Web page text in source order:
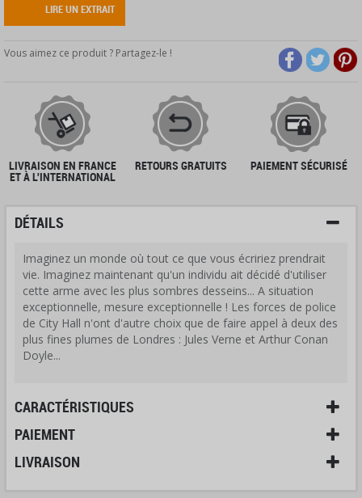
LIRE UN EXTRAIT
Vous aimez ce produit ? Partagez-le !
LIVRAISON EN FRANCE
ET À L'INTERNATIONAL
RETOURS GRATUITS PAIEMENT SÉCURISÉ
DÉTAILS
Imaginez un monde où tout ce que vous écririez prendrait
vie. Imaginez maintenant qu'un individu ait décidé d'utiliser
cette arme avec les plus sombres desseins... A situation
exceptionnelle, mesure exceptionnelle ! Les forces de police
de City Hall n'ont d'autre choix que de faire appel à deux des
plus fines plumes de Londres : Jules Verne et Arthur Conan
Doyle...
CARACTÉRISTIQUES
PAIEMENT
LIVRAISON